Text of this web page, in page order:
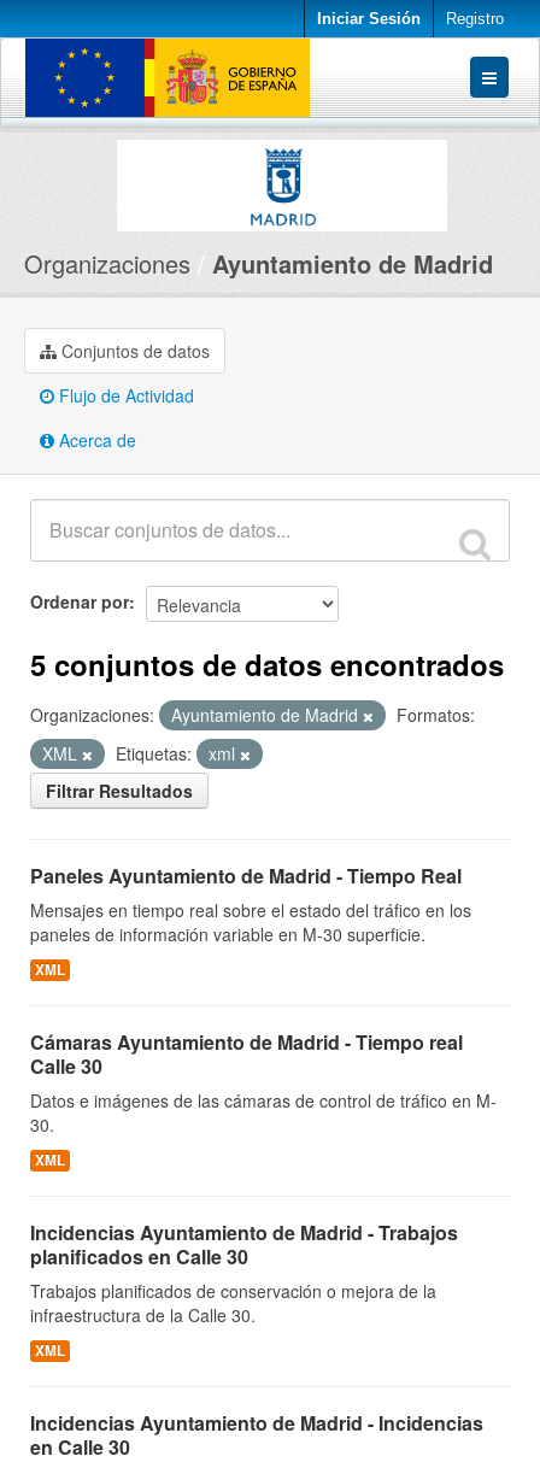
Iniciar Sesión Registro
Conjuntos de datos
Organizaciones Ayuntamiento de Madrid
Conjuntos de datos
Flujo de Actividad
Acerca de
Ordenar por
5 conjuntos de datos encontrados
Organizaciones: Ayuntamiento de Madrid
Formatos:
XML
Etiquetas:
xml
Filtrar Resultados
Paneles Ayuntamiento de Madrid - Tiempo Real
Mensajes en tiempo real sobre el estado del tráfico en los
paneles de información variable en M-30 superficie.
XML
Cámaras Ayuntamiento de Madrid - Tiempo real
Calle 30
Datos e imágenes de las cámaras de control de tráfico en M-
30.
XML
Incidencias Ayuntamiento de Madrid - Trabajos
planificados en Calle 30
Trabajos planificados de conservación o mejora de la
infraestructura de la Calle 30.
XML
Incidencias Ayuntamiento de Madrid - Incidencias
en Calle 30